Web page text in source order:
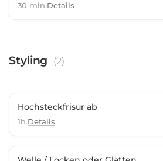
30 min.Details
Styling (2)
Hochsteckfrisur ab
1h.Details